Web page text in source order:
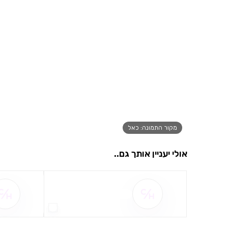
מקור התמונה: כאל
אולי יעניין אותך גם..